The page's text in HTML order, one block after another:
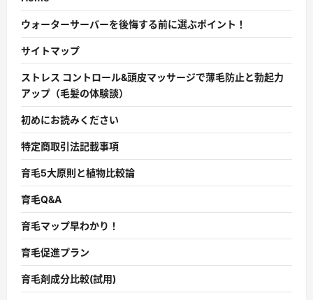
ウォーターサーバーを後悔する前に選ぶポイント！
サイトマップ
ストレス コントロール&頭皮マッサージで薄毛防止と勃起力
アップ（毛髪の体験談）
初めにお読みください
特定商取引法記載事項
育毛5大原則と植物比較論
育毛Q&A
育毛マップ早わかり！
育毛促進プラン
育毛剤成分比較(試用)